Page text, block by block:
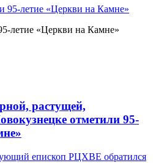
летие «Церкви на Камне»
растущей,
отметили 95-